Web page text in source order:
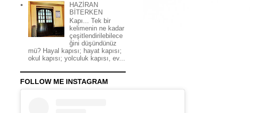
HAZİRAN
BİTERKEN
Kapı... Tek bir
kelimenin ne kadar
çeşitlendirilebilece
ğini düşündünüz
mü? Hayal kapısı; hayat kapısı;
okul kapısı; yolculuk kapısı, ev...
FOLLOW ME INSTAGRAM